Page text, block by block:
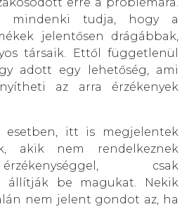
tudja, hogy a
jelentősen drágábbak,
társaik. Ettől függetlenül
adott egy lehetőség, ami
az arra érzékenyek
itt is megjelentek
akik nem rendelkeznek
csak
állítják be magukat. Nekik
nem jelent gondot az, ha